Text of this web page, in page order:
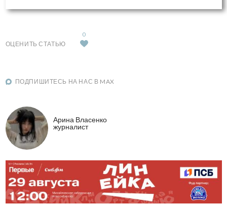
ОЦЕНИТЬ СТАТЬЮ
0
ПОДПИШИТЕСЬ НА НАС В MAX
Арина Власенко
журналист